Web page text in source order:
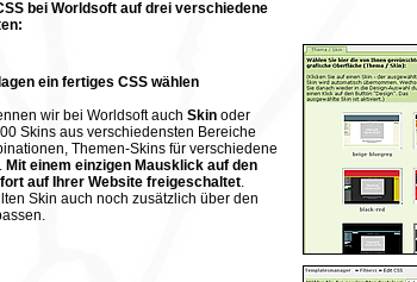
bei Worldsoft auf drei verschiedene
ein fertiges CSS wählen
wir bei Worldsoft auch Skin oder
Skins aus verschiedensten Bereiche
Themen-Skins für verschiedene
Mit einem einzigen Mausklick auf den
auf Ihrer Website freigeschaltet.
Skin auch noch zusätzlich über den